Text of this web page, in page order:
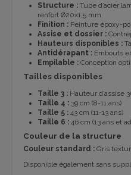
Structure : Tube d’acier
renfort Ø20x1,5 mm
Finition : Peinture époxy-
Assise et dossier :
Hauteurs disponibles :
Antidérapant : Embouts
Empilable : Conception
Tailles disponibles
Taille 3 : Hauteur d’assise
Taille 4 : 39 cm (8-11 ans)
Taille 5 : 43 cm (11-13 ans)
Taille 6 : 46 cm (13 ans et
Couleur de la structure
Couleur standard : Gris
Disponible également sans